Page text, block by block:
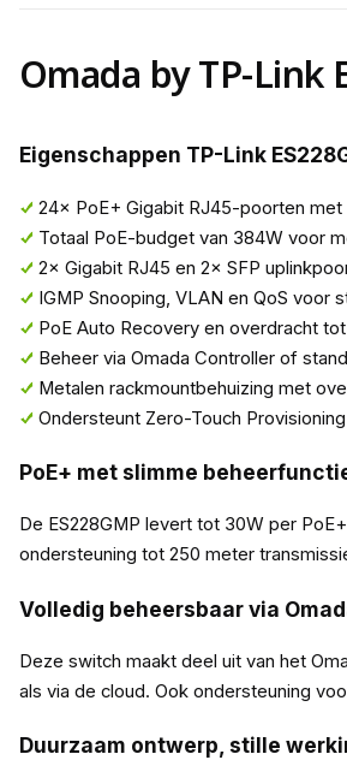
Omada by TP-Link
Eigenschappen TP-Link
24× PoE+ Gigabit RJ45-poorten
Totaal PoE-budget van 384W voor
2× Gigabit RJ45 en 2× SFP
IGMP Snooping, VLAN en QoS voor
PoE Auto Recovery en overdracht
Beheer via Omada Controller of
Metalen rackmountbehuizing met
Ondersteunt Zero-Touch
PoE+ met slimme
De ES228GMP levert tot 30W per
ondersteuning tot 250 meter
Volledig beheersbaar via
Deze switch maakt deel uit van het
als via de cloud. Ook ondersteuning
Duurzaam ontwerp, stille